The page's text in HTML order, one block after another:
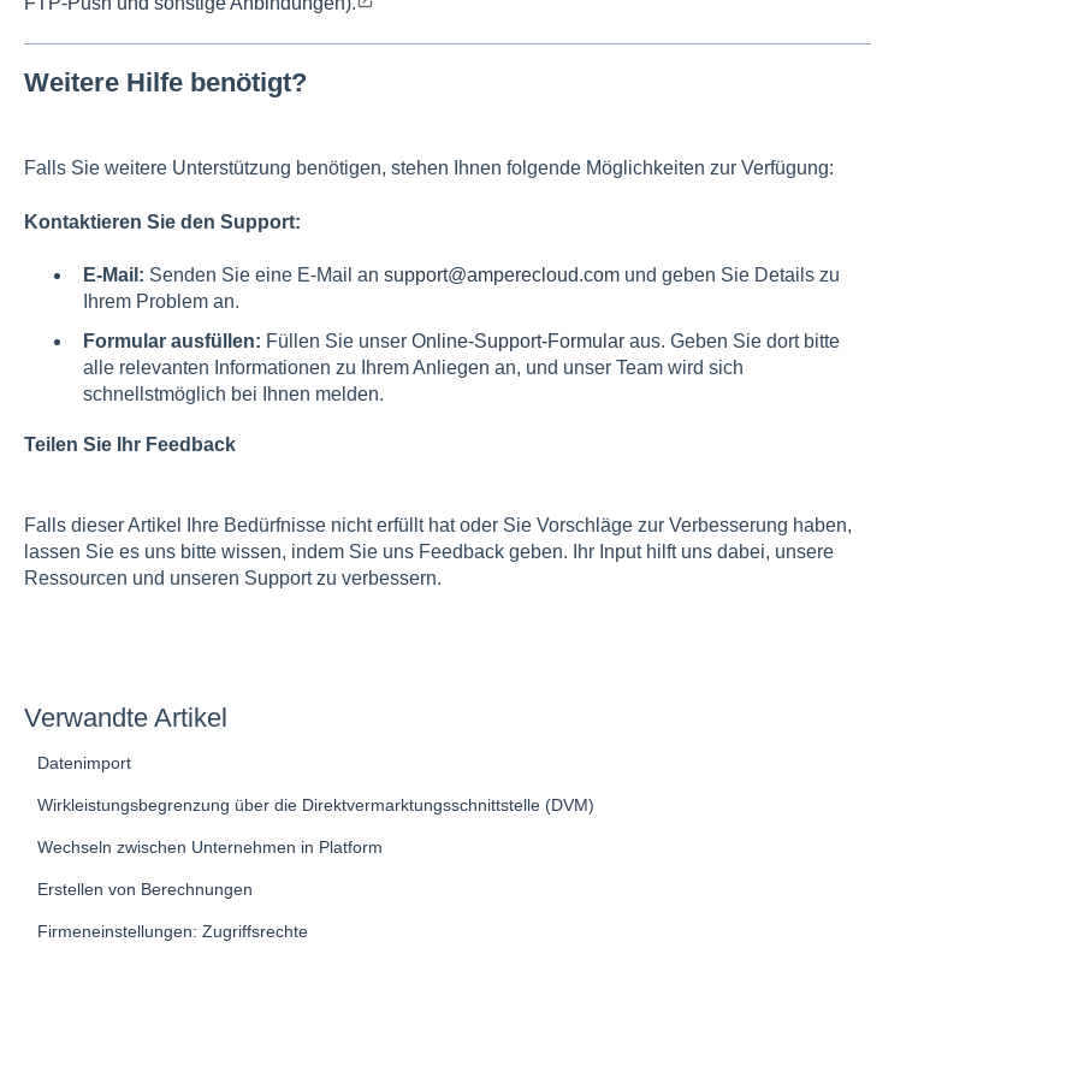
Weitere Hilfe benötigt?
Falls Sie weitere Unterstützung benötigen, stehen Ihnen folgende Möglichkeiten zur Verfügung:
Kontaktieren Sie den Support:
E-Mail: Senden Sie eine E-Mail an support@amperecloud.comund geben Sie Details zu
Ihrem Problem an.
Formular ausfüllen: Füllen Sie unser Online-Support-Formularaus. Geben Sie dort bitte
alle relevanten Informationen zu Ihrem Anliegen an, und unser Team wird sich
schnellstmöglich bei Ihnen melden.
Teilen Sie Ihr Feedback
Falls dieser Artikel Ihre Bedürfnisse nicht erfüllt hat oder Sie Vorschläge zur Verbesserung haben,
lassen Sie es uns bitte wissen, indem Sie uns Feedback geben. Ihr Input hilft uns dabei, unsere
Ressourcen und unseren Support zu verbessern.
Verwandte Artikel
Datenimport
Wirkleistungsbegrenzung über die Direktvermarktungsschnittstelle (DVM)
Wechseln zwischen Unternehmen in Platform
Erstellen von Berechnungen
Firmeneinstellungen: Zugriffsrechte